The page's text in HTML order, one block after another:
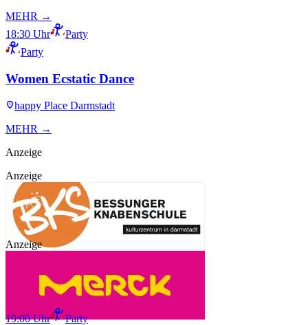
MEHR →
18:30 Uhr
Party
Party
Women Ecstatic Dance
happy Place Darmstadt
MEHR →
Anzeige
Anzeige
Anzeige
19:00 Uhr
Party